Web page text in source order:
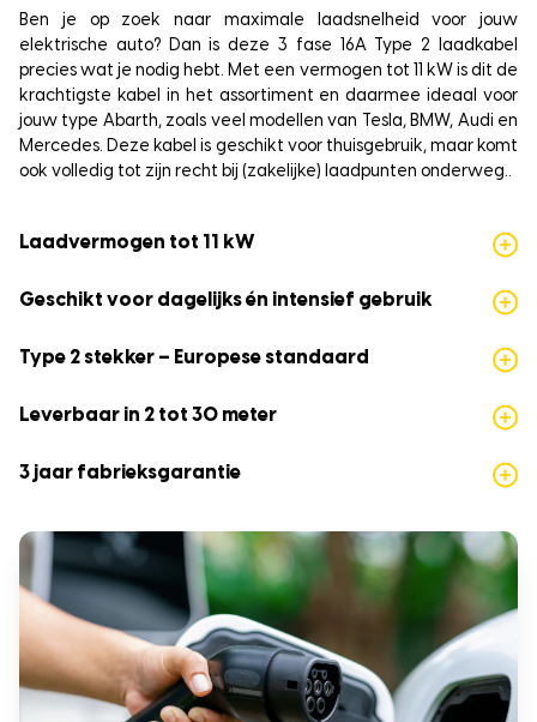
Ben je op zoek naar maximale laadsnelheid voor jouw
elektrische auto? Dan is deze 3 fase 16A Type 2 laadkabel
precies wat je nodig hebt. Met een vermogen tot 11 kW is dit de
krachtigste kabel in het assortiment en daarmee ideaal voor
jouw type Abarth, zoals veel modellen van Tesla, BMW, Audi en
Mercedes. Deze kabel is geschikt voor thuisgebruik, maar komt
ook volledig tot zijn recht bij (zakelijke) laadpunten onderweg..
Laadvermogen tot 11 kW
Geschikt voor dagelijks én intensief gebruik
Type 2 stekker – Europese standaard
Leverbaar in 2 tot 30 meter
3 jaar fabrieksgarantie